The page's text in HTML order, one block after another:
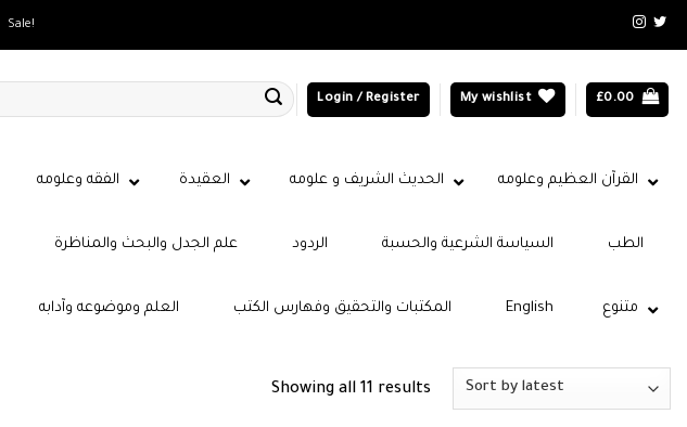
Sale!
Login / Register My wishlist £0.00
القرآن العظيم وعلومه الحديث الشريف و علومه العقيدة الفقه وعلومه
علم الجدل والبحث والمناظرة الردود السياسة الشرعية والحسبة الطب
العلم وموضوعه وآدابه المكتبات والتحقيق وفهارس الكتب متنوع English
Showing all 11 resultsSorted